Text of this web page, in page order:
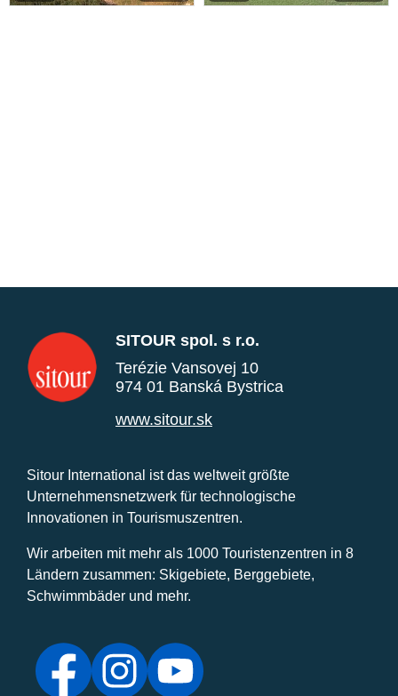
SITOUR spol. s r.o.
Terézie Vansovej 10
974 01 Banská Bystrica
www.sitour.sk
Sitour International ist das weltweit größte
Unternehmensnetzwerk für technologische
Innovationen in Tourismuszentren.
Wir arbeiten mit mehr als 1000 Touristenzentren in 8
Ländern zusammen: Skigebiete, Berggebiete,
Schwimmbäder und mehr.